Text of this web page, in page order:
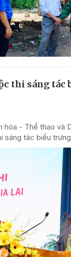
thi sáng
hóa - Thể thao và
sáng tác biểu